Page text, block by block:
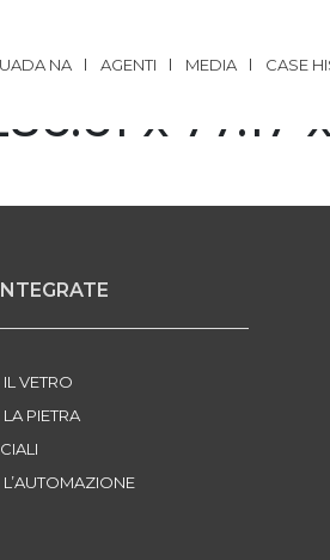
NA AGENTI MEDIA CASE
x 77.17
VETRO
PIETRA